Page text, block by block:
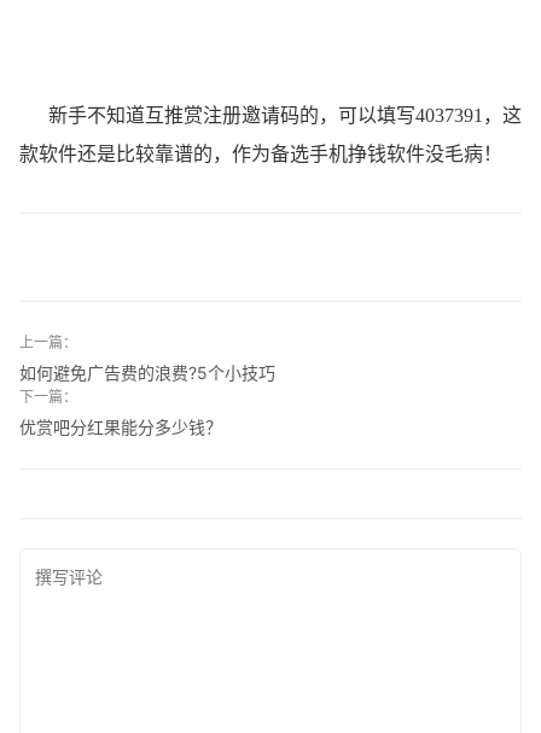
新手不知道互推赏注册邀请码的，可以填写4037391，这
款软件还是比较靠谱的，作为备选手机挣钱软件没毛病！
上一篇：
如何避免广告费的浪费?5个小技巧
下一篇：
优赏吧分红果能分多少钱？